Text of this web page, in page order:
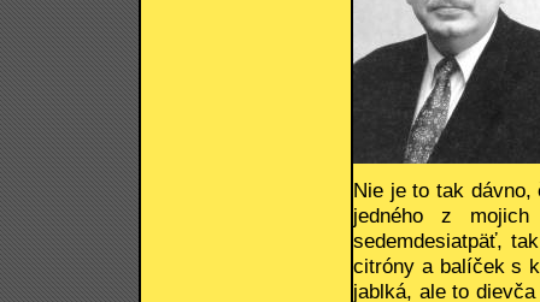
Nie je to tak
jedného z
sedemdesiatpäť,
citróny a balíček s
jablká, ale to